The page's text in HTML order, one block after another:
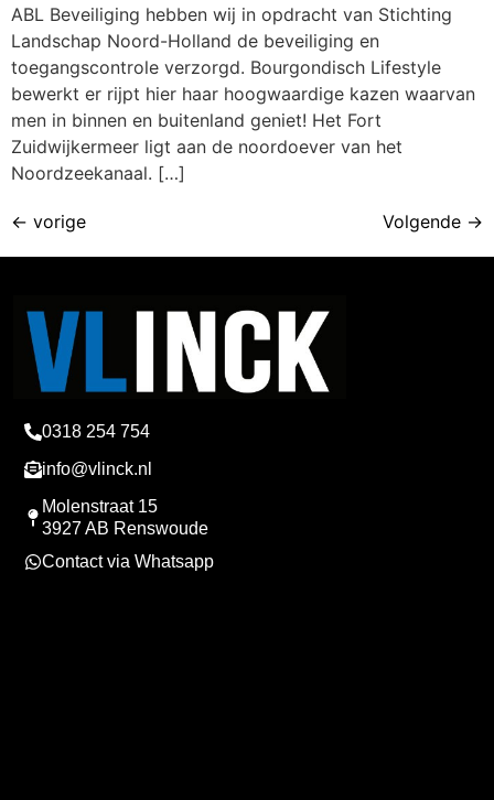
ABL Beveiliging hebben wij in opdracht van Stichting
Landschap Noord-Holland de beveiliging en
toegangscontrole verzorgd. Bourgondisch Lifestyle
bewerkt er rijpt hier haar hoogwaardige kazen waarvan
men in binnen en buitenland geniet! Het Fort
Zuidwijkermeer ligt aan de noordoever van het
Noordzeekanaal. […]
← vorige Volgende →
0318 254 754
info@vlinck.nl
Molenstraat 15
3927 AB Renswoude
Contact via Whatsapp